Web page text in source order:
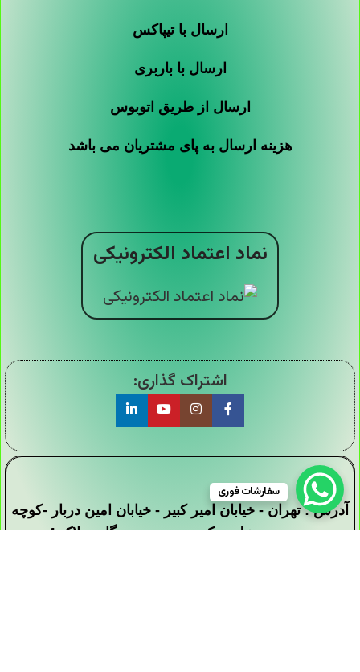
ارسال با تیپاکس
ارسال با باربری
ارسال از طریق اتوبوس
هزینه ارسال به پای مشتریان می باشد
نماد اعتماد الکترونیکی
اشتراک گذاری:
آدرس : تهران - خیابان امیر کبیر - خیابان امین دربار -کوچه
سید محمد علی - کوچه بیست دستگاه - پلاک 4
سفارشات فوری